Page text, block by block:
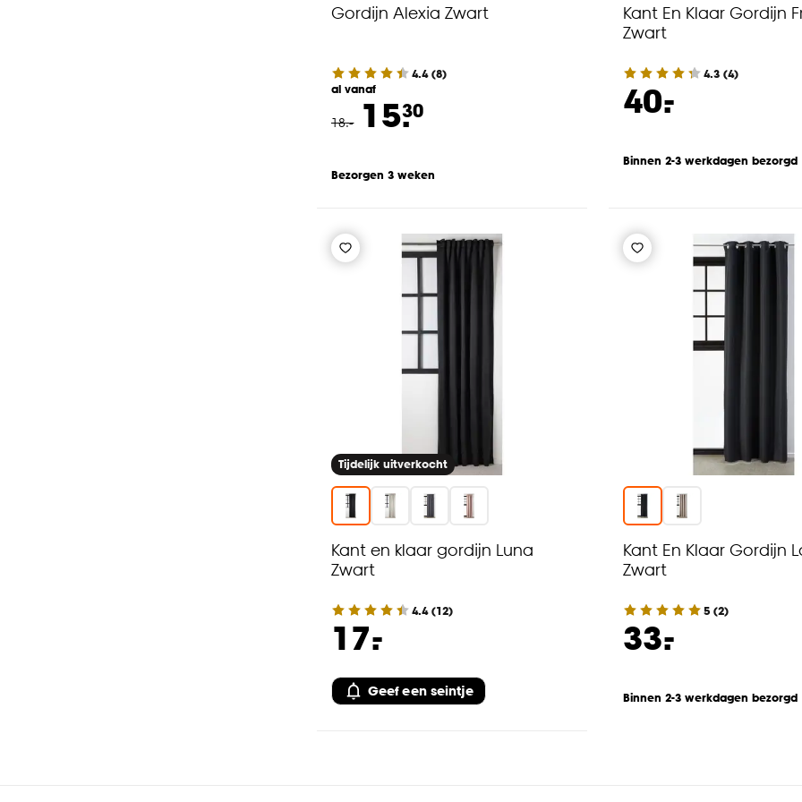
Gordijn Alexia Zwart
4.4(8)
al vanaf
18.- 15.30
Bezorgen 3 weken
Kant En Klaar Gordijn
Zwart
4.3 (4)
40.
-
Binnen 2-3 werkdagen bezorgd
Tijdelijk uitverkocht
Kant en klaar gordijn Luna
Zwart
4.4(12)
17.
-
Geef een seintje
Kant En Klaar Gordijn
Zwart
5 (2)
33.
-
Binnen 2-3 werkdagen bezorgd